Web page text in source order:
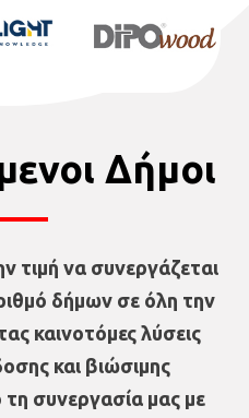
Δήμοι
τιμή να συνεργάζεται
δήμων σε όλη την
καινοτόμες λύσεις
και βιώσιμης
συνεργασία μας με